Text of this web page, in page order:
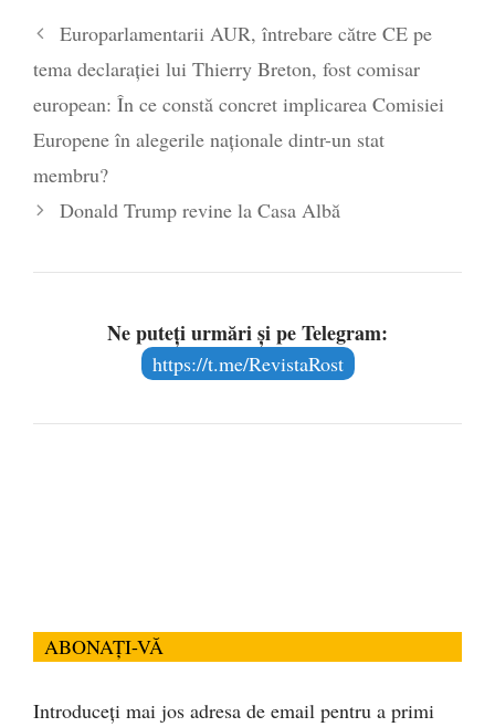
Europarlamentarii AUR, întrebare către CE pe
tema declarației lui Thierry Breton, fost comisar
european: În ce constă concret implicarea Comisiei
Europene în alegerile naționale dintr-un stat
membru?
Donald Trump revine la Casa Albă
Ne puteți urmări și pe Telegram:
https://t.me/RevistaRost
ABONAȚI-VĂ
Introduceți mai jos adresa de email pentru a primi